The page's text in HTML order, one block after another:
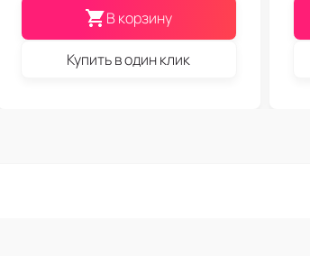
В корзину
Купить в один клик